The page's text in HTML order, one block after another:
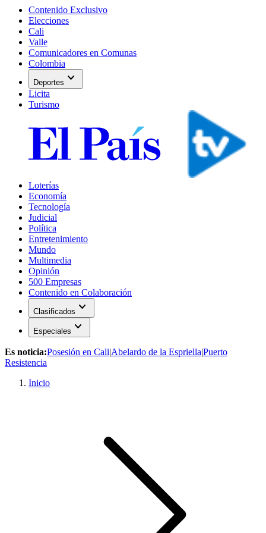
Contenido Exclusivo
Elecciones
Cali
Valle
Comunicadores en Comunas
Colombia
Deportes expand_more
Licita
Turismo
Loterías
Economía
Tecnología
Judicial
Política
Entretenimiento
Mundo
Multimedia
Opinión
500 Empresas
Contenido en Colaboración
Clasificados expand_more
Especiales expand_more
Es noticia:Posesión en Cali|Abelardo de la Espriella|Puerto
Resistencia
Inicio